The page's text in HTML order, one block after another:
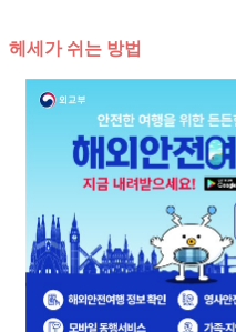
헤세가 쉬는 방법